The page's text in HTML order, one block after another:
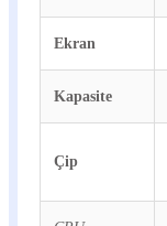
Ekran
Kapasite
Çip